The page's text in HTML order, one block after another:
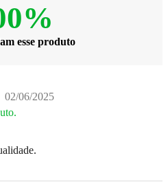
esse produto
02/06/2025